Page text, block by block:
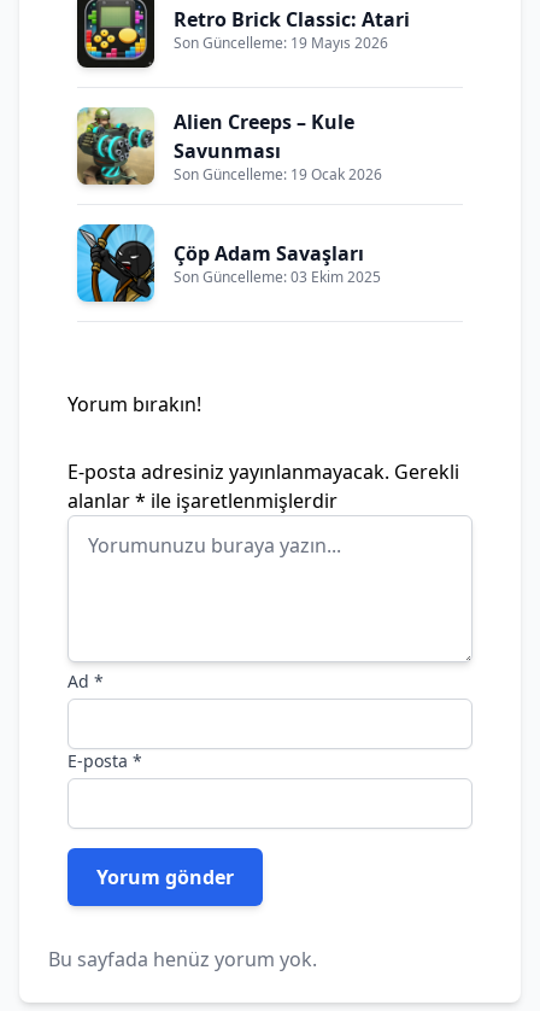
Retro Brick Classic: Atari
Son Güncelleme: 19 Mayıs 2026
Alien Creeps – Kule
Savunması
Son Güncelleme: 19 Ocak 2026
Çöp Adam Savaşları
Son Güncelleme: 03 Ekim 2025
Yorum bırakın!
E-posta adresiniz yayınlanmayacak. Gerekli
alanlar* ile işaretlenmişlerdir
Ad *
E-posta *
Bu sayfada henüz yorum yok.